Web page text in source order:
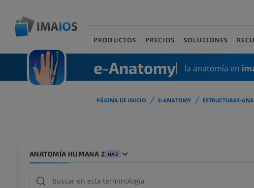
PRODUCTOS PRECIOS SOLUCIONES
e-Anatomy la anatomía en
PÁGINA DE INICIO E-ANATOMY ESTRUCTURAS-
ANATOMÍA HUMANA 2 HA2